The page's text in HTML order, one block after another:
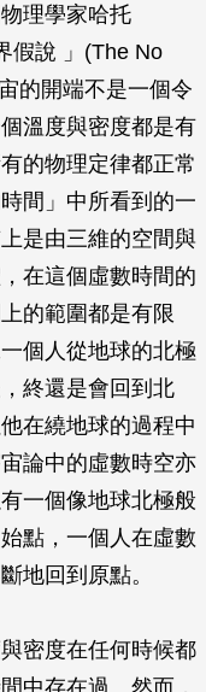
理學家哈托
假說 」(The No
的開端不是一個令
溫度與密度都是有
的物理定律都正常
間」中所看到的一
是由三維的空間與
在這個虛數時間的
的範圍都是有限
個人從地球的北極
終還是會回到北
在繞地球的過程中
論中的虛數時空亦
一個像地球北極般
點，一個人在虛數
地回到原點。
密度在任何時候都
中存在過。然而，